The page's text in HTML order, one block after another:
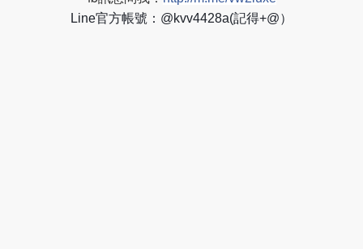
Line官方帳號：@kvv4428a(記得+@）